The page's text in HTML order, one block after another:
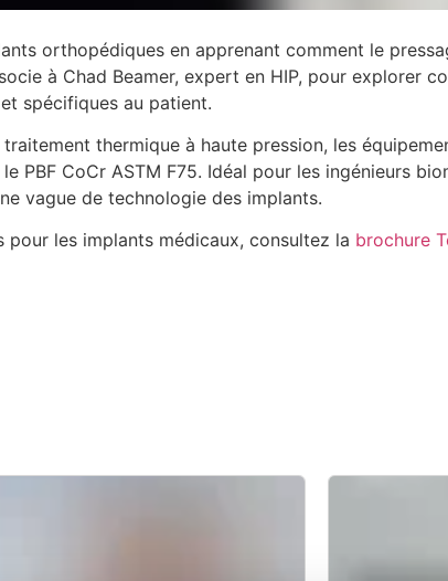
orthopédiques en apprenant comment le
à Chad Beamer, expert en HIP, pour explorer
spécifiques au patient.
thermique à haute pression, les
PBF CoCr ASTM F75. Idéal pour les ingénieurs
vague de technologie des implants.
pour les implants médicaux, consultez la brochure